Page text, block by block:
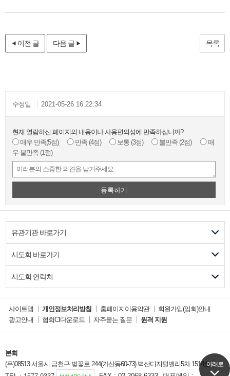
아래로
이전 글 다음 글 목록
수정일 2021-05-26 16:22:34
현재 열람하신 페이지의 내용이나 사용편의성에 만족하십니까?
매우 만족(5점) 만족 (4점) 보통 (3점) 불만족 (2점)
매
우 불만족 (1점)
등록하기
유관기관 바로가기
시도회 바로가기
시도회 연락처
사이트맵 개인정보처리방침 홈페이지이용약관
회원가입(입회)안내
광고안내
협회CI다운로드 자주묻는 질문 원격 지원
본회
(우)08513 서울시 금천구 벚꽃로 244(가산동60-73) 벽산디지털밸리5차 1514호아래로